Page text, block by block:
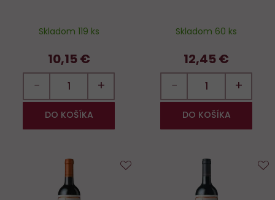
Skladom 119 ks
10,15 €
− +
DO KOŠÍKA
Skladom 60 ks
12,45 €
− +
DO KOŠÍKA